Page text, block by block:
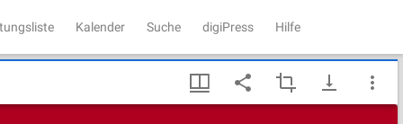
Kalender Suche digiPress Hilfe